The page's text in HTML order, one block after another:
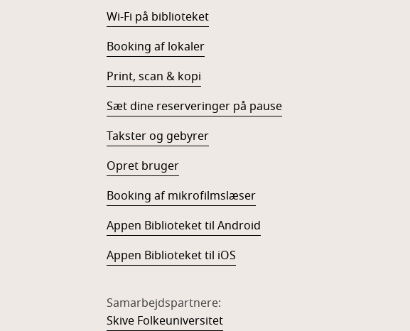
Wi-Fi på biblioteket
Booking af lokaler
Print, scan & kopi
Sæt dine reserveringer på pause
Takster og gebyrer
Opret bruger
Booking af mikrofilmslæser
Appen Biblioteket til Android
Appen Biblioteket til iOS
Samarbejdspartnere:
Skive Folkeuniversitet